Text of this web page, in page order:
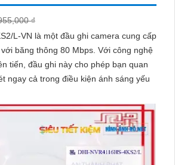
₫
L-VN là một đầu ghi camera cung cấp
thông 80 Mbps. Với công nghệ
tiến, đầu ghi này cho phép bạn quan
ngay cả trong điều kiện ánh sáng yếu